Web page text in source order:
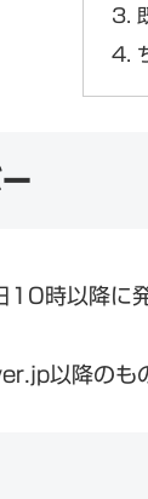
時以降に発
以降のもの